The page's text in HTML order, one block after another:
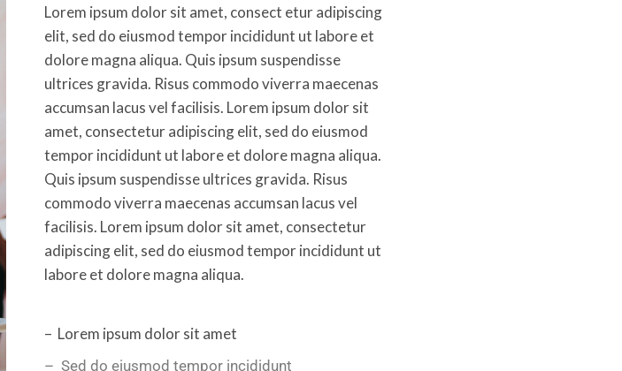
Lorem ipsum dolor sit amet, consect etur adipiscing
elit, sed do eiusmod tempor incididunt ut labore et
dolore magna aliqua. Quis ipsum suspendisse
ultrices gravida. Risus commodo viverra maecenas
accumsan lacus vel facilisis. Lorem ipsum dolor sit
amet, consectetur adipiscing elit, sed do eiusmod
tempor incididunt ut labore et dolore magna aliqua.
Quis ipsum suspendisse ultrices gravida. Risus
commodo viverra maecenas accumsan lacus vel
facilisis. Lorem ipsum dolor sit amet, consectetur
adipiscing elit, sed do eiusmod tempor incididunt ut
labore et dolore magna aliqua.
– Lorem ipsum dolor sit amet
– Sed do eiusmod tempor incididunt